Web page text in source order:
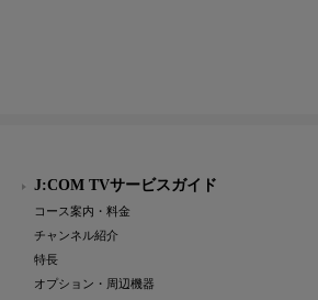
J:COM TVサービスガイド
コース案内・料金
チャンネル紹介
特長
オプション・周辺機器